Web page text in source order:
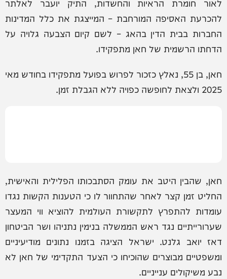
להכרעת האסיפה המורחבת – המייצגת את כלל המדינות
החברות בבית הדין בהאג – לשם קיום הצבעה גלויה על
הדחתו הרשמית של חאן מתפקידו.
חאן, בן 55, נאלץ כזכור לפרוש בפועל מתפקידו בחודש מאי
2025 ולצאת לחופשה כפויה ללא הגבלת זמן.
חאן, שהבין היטב את עומק הסתבכותו הפלילית והאישית,
החליט זמן קצר לאחר שהתחוור לו כי הטענות הקשות נגדו
עומדות להתפרץ לתקשורת העולמית להוציא ווי המעצר
שערורייתיים נגד ראש הממשלה בנימין נתניהו ושר הביטחון
דאז יואב גלנט. ישראל הציגה בזמנו נתונים מודיעיניים
ומשפטיים מבוצרים שהוכיחו כי הצעד התקדימי של חאן לא
נבע משיקולים ענייניים.